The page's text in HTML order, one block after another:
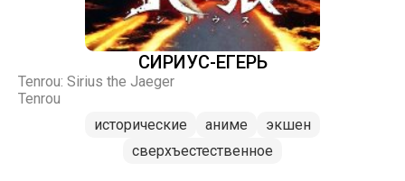
СИРИУС-ЕГЕРЬ
Tenrou: Sirius the Jaeger
Tenrou
исторические
аниме
экшен
сверхъестественное